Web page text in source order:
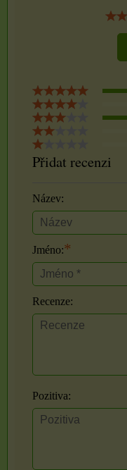
Přidat recenzi
Název:
Jméno:*
Recenze:
Pozitiva: